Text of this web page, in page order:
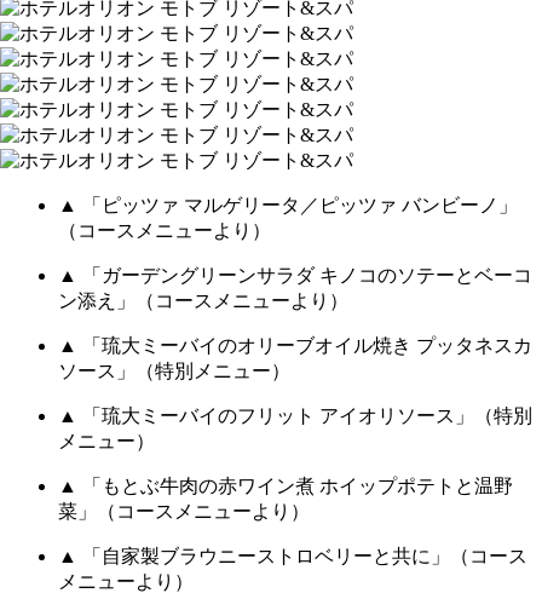
▲ 「ピッツァ マルゲリータ／ピッツァ バンビーノ」
（コースメニューより）
▲ 「ガーデングリーンサラダ キノコのソテーとベーコ
ン添え」（コースメニューより）
▲ 「琉大ミーバイのオリーブオイル焼き プッタネスカ
ソース」（特別メニュー）
▲ 「琉大ミーバイのフリット アイオリソース」（特別
メニュー）
▲ 「もとぶ牛肉の赤ワイン煮 ホイップポテトと温野
菜」（コースメニューより）
▲ 「自家製ブラウニーストロベリーと共に」（コース
メニューより）